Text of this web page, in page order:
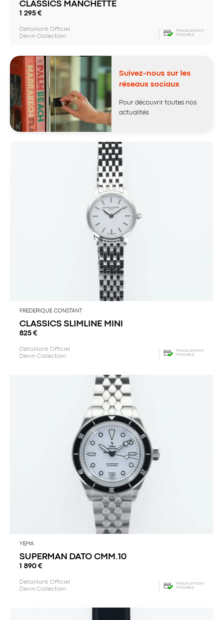
CLASSICS MANCHETTE
1 295 €
Détaillant Officiel
Devin Collection
FINANCEMENT
POSSIBLE
Suivez-nous sur les
réseaux sociaux
Pour découvrir toutes nos
actualités
FREDERIQUE CONSTANT
CLASSICS SLIMLINE MINI
825 €
Détaillant Officiel
Devin Collection
FINANCEMENT
POSSIBLE
YEMA
SUPERMAN DATO CMM.10
1 890 €
Détaillant Officiel
Devin Collection
FINANCEMENT
POSSIBLE